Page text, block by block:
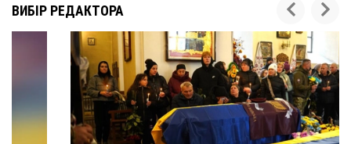
ВИБІР РЕДАКТОРА